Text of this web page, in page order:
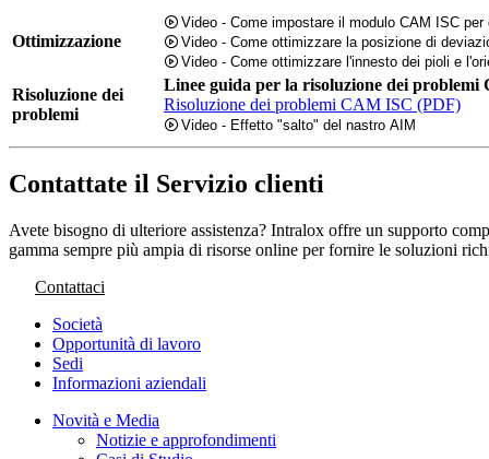
Ottimizzazione
Video - Come impostare il modulo CAM ISC
Video - Come ottimizzare la posizione di
Video - Come ottimizzare l'innesto dei pioli e
Risoluzione dei
problemi
Linee guida per la risoluzione dei problemi
Risoluzione dei problemi CAM ISC (PDF)
Video - Effetto "salto" del nastro AIM
Contattate il Servizio clienti
Avete bisogno di ulteriore assistenza? Intralox offre un supporto
gamma sempre più ampia di risorse online per fornire le soluzioni
Contattaci
Società
Opportunità di lavoro
Sedi
Informazioni aziendali
Novità e Media
Notizie e approfondimenti